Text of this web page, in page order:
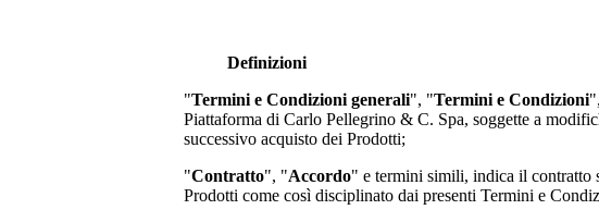
Definizioni
"Termini e Condizioni generali", "Termini e Condizioni
Piattaforma diCarlo Pellegrino & C. Spa, soggette a
successivo acquisto dei Prodotti;
"Contratto", "Accordo" e termini simili, indica il contratto
Prodotti come così disciplinato dai presenti Termini e